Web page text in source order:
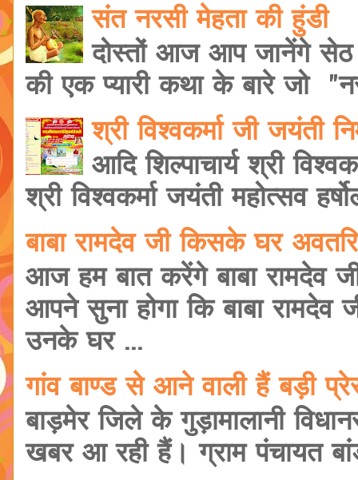
संत नरसी मेहता की हुंडी
दोस्तों आज आप जानेंगे सेठ
की एक प्यारी कथा के बारे जो
श्री विश्वकर्मा जी जयंती
आदि शिल्पाचार्य श्री
श्री विश्वकर्मा जयंती महोत्सव
बाबा रामदेव जी किसके घर
आज हम बात करेंगे बाबा
आपने सुना होगा कि बाबा
उनके घर ...
गांव बाण्ड से आने वाली हैं बड़ी
बाड़मेर जिले के गुड़ामालानी
खबर आ रही हैं। ग्राम पंचायत